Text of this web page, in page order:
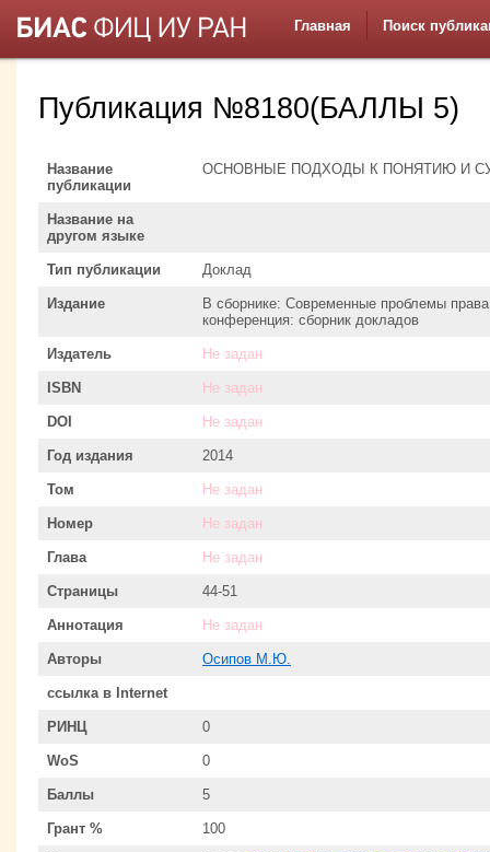
Главная Поиск
Публикация №8180(БАЛЛЫ 5)
Название
публикации
ОСНОВНЫЕ ПОДХОДЫ К ПОНЯТИЮ И
Название на
другом языке
Тип публикации Доклад
Издание
В сборнике: Современные проблемы
конференция: сборник докладов
Издатель Не задан
ISBN Не задан
DOI Не задан
Год издания 2014
Том Не задан
Номер Не задан
Глава Не задан
Страницы 44-51
Аннотация Не задан
Авторы Осипов М.Ю.
ссылка в Internet
РИНЦ 0
WoS 0
Баллы 5
Грант % 100